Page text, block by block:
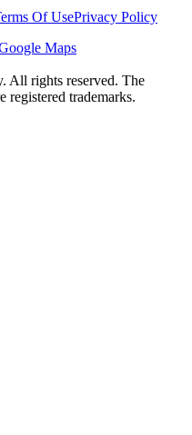
Of UsePrivacy Policy
Maps
All rights reserved. The
registered trademarks.